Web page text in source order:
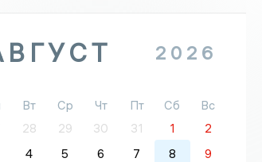
2026
Вт Ср Чт Пт Сб
Вс
28 29 30 31 1
2
4 5 6 7 8
9